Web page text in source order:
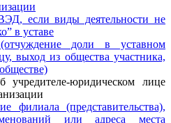
если виды деятельности не
в уставе
доли в уставном
выход из общества участника,
учредителе-юридическом лице
филиала (представительства),
или адреса места